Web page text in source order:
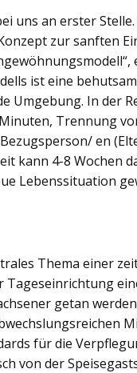
uns an erster
zur sanften
ist eine
Umgebung. In der
Trennung
en
kann 4-8 Wochen
Lebenssituation
Thema einer
getan
für die
von der